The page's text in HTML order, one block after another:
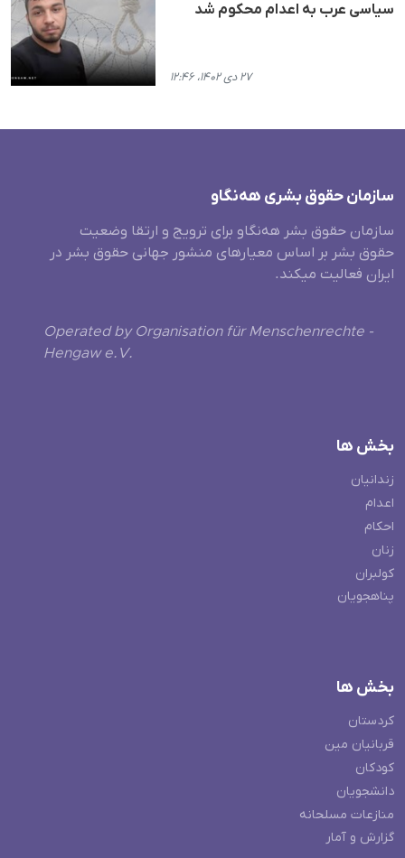
سیاسی عرب به اعدام محکوم شد
۲۷ دی ۱۴۰۲، ۱۲:۴۶
سازمان حقوق بشری هەنگاو
سازمان حقوق بشر هه‌نگاو برای ترویج و ارتقا وضعیت
حقوق بشر بر اساس معیارهای منشور جهانی حقوق بشر در
ایران فعالیت میکند.
Operated by Organisation für Menschenrechte -
Hengaw e.V.
بخش ها
زندانیان
اعدام
احکام
زنان
کولبران
پناهجویان
بخش ها
کردستان
قربانیان مین
کودکان
دانشجویان
منازعات مسلحانه
گزارش و آمار